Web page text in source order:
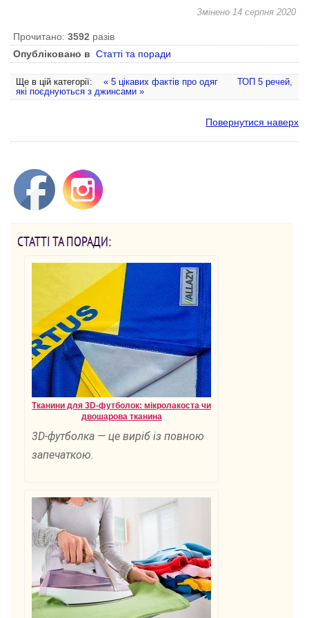
Змінено 14 серпня 2020
Прочитано: 3592 разів
Опубліковано в Статті та поради
Ще в цій категорії: « 5 цікавих фактів про одяг
ТОП 5 речей,
які поєднуються з джинсами »
Повернутися наверх
СТАТТІ ТА ПОРАДИ:
Тканини для 3D-футболок: мікролакоста чи
двошарова тканина
3D-футболка — це виріб із повною
запечаткою.